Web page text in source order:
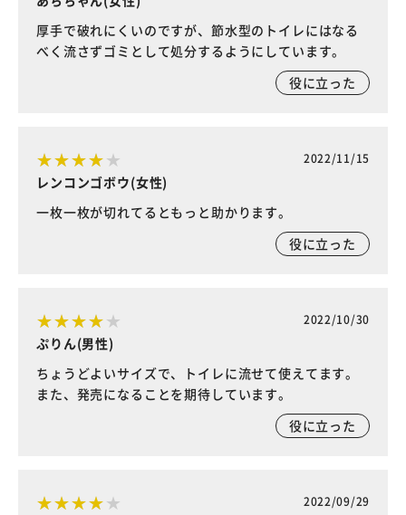
厚手で破れにくいのですが、節水型のトイレにはなる
べく流さずゴミとして処分するようにしています。
役に立った
2022/11/15
レンコンゴボウ(女性)
一枚一枚が切れてるともっと助かります。
役に立った
2022/10/30
ぷりん(男性)
ちょうどよいサイズで、トイレに流せて使えてます。
また、発売になることを期待しています。
役に立った
2022/09/29